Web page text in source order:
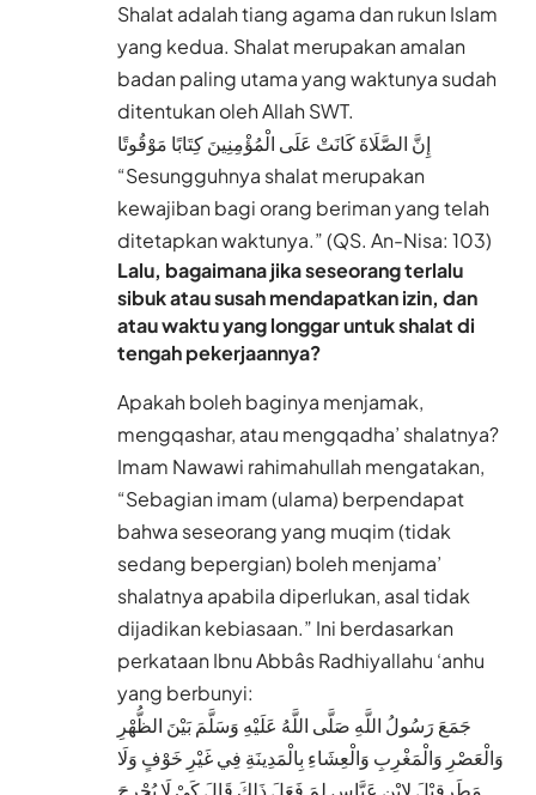
Shalat adalah tiang agama dan rukun Islam
yang kedua. Shalat merupakan amalan
badan paling utama yang waktunya sudah
ditentukan oleh Allah SWT.
إِنَّ الصَّلَاةَ كَانَتْ عَلَى الْمُؤْمِنِينَ كِتَابًا مَوْقُوتًا
“Sesungguhnya shalat merupakan
kewajiban bagi orang beriman yang telah
ditetapkan waktunya.” (QS. An-Nisa: 103)
Lalu, bagaimana jika seseorang terlalu
sibuk atau susah mendapatkan izin, dan
atau waktu yang longgar untuk shalat di
tengah pekerjaannya?
Apakah boleh baginya menjamak,
mengqashar, atau mengqadha’ shalatnya?
Imam Nawawi rahimahullah mengatakan,
“Sebagian imam (ulama) berpendapat
bahwa seseorang yang muqim (tidak
sedang bepergian) boleh menjama’
shalatnya apabila diperlukan, asal tidak
dijadikan kebiasaan.” Ini berdasarkan
perkataan Ibnu Abbâs Radhiyallahu ‘anhu
yang berbunyi:
جَمَعَ رَسُولُ اللَّهِ صَلَّى اللَّهُ عَلَيْهِ وَسَلَّمَ بَيْنَ الظُّهْرِ
وَالْعَصْرِ وَالْمَغْرِبِ وَالْعِشَاءِ بِالْمَدِينَةِ فِي غَيْرِ خَوْفٍ وَلَا
مَطَرٍقِيْلَ لِابْنِ عَبَّاسٍ لِمَ فَعَلَ ذَلِكَ قَالَ كَيْ لَا يُحْرِجَ